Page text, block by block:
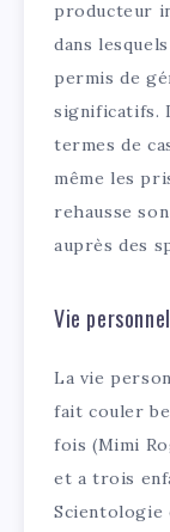
producteur
dans
permis de
significatifs.
termes de
même les
rehausse
auprès des
Vie
La vie
fait couler
fois (Mimi
et a trois
Scientologie